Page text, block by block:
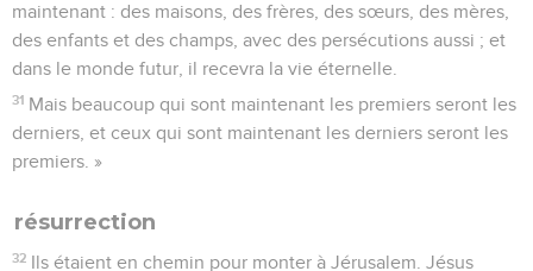
maintenant : des maisons, des frères, des sœurs, des mères,
des enfants et des champs, avec des persécutions aussi ; et
dans le monde futur, il recevra la vie éternelle.
31 Mais beaucoup qui sont maintenant les premiers seront les
derniers, et ceux qui sont maintenant les derniers seront les
premiers. »
résurrection
32 Ils étaient en chemin pour monter à Jérusalem. Jésus